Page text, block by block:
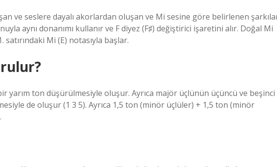
ve seslere dayalı akorlardan oluşan ve Mi sesine göre belirlenen
aynı donanımı kullanır ve F diyez (F♯) değiştirici işaretini alır. Doğal Mi
Mi (E) notasıyla başlar.
yarım ton düşürülmesiyle oluşur. Ayrıca majör üçlünün üçüncü ve beşinci
de oluşur (1 3 5). Ayrıca 1,5 ton (minör üçlüler) + 1,5 ton (minör